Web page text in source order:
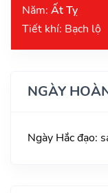
Năm: Ất Tỵ
Tiết khí: Bạch lộ
NGÀY
Ngày Hắc đạo: